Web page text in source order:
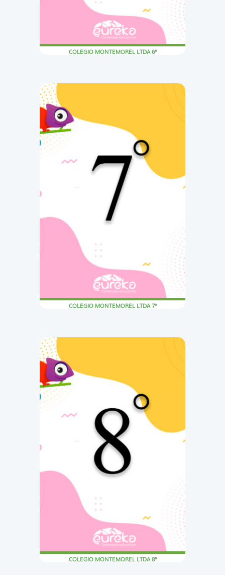
COLEGIO MONTEMOREL LTDA 6°
COLEGIO MONTEMOREL LTDA 7°
COLEGIO MONTEMOREL LTDA 8°